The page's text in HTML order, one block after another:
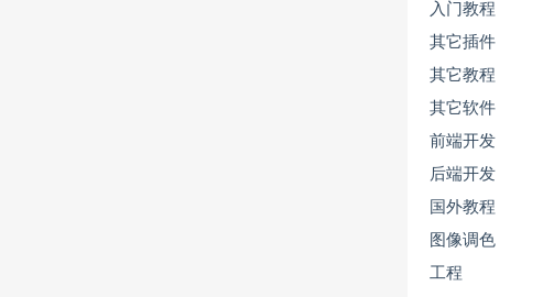
入门教程
其它插件
其它教程
其它软件
前端开发
后端开发
国外教程
图像调色
工程